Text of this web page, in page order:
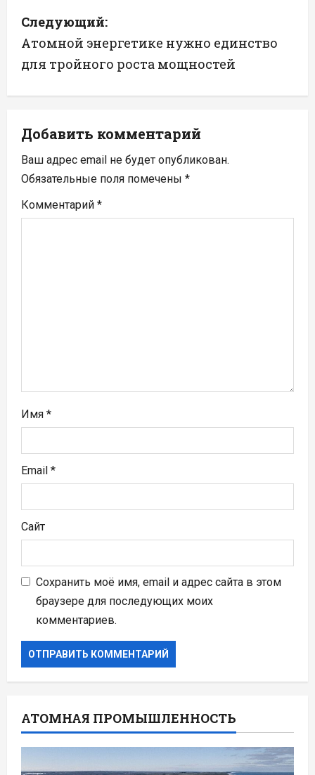
г
а
ц
и
я
п
о
я
м
Следующий:
Атомной энергетике нужно единство
для тройного роста мощностей
Добавить комментарий
Ваш адрес email не будет опубликован.
Обязательные поля помечены *
Комментарий *
Имя *
Email *
Сайт
Сохранить моё имя, email и адрес сайта в этом
браузере для последующих моих
комментариев.
АТОМНАЯ ПРОМЫШЛЕННОСТЬ